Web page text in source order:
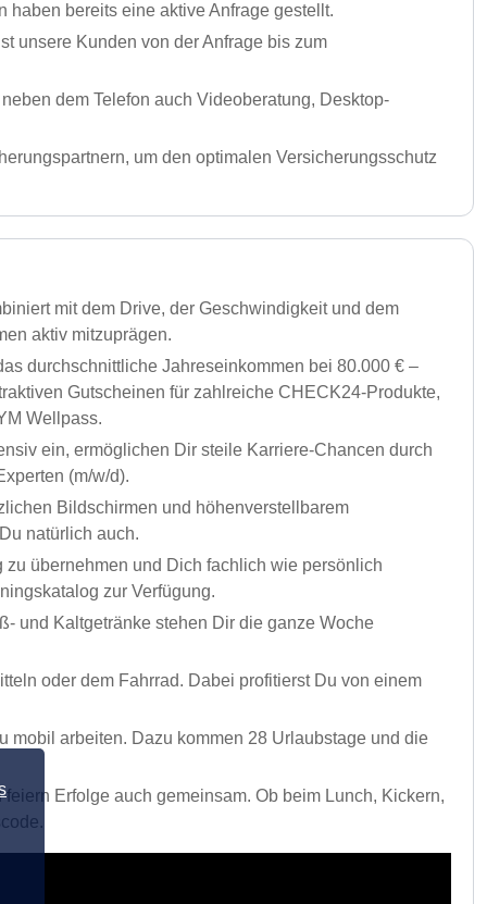
bereits eine aktive Anfrage gestellt.
unsere Kunden von der Anfrage bis zum
dem Telefon auch Videoberatung, Desktop-
um den optimalen Versicherungsschutz
mit dem Drive, der Geschwindigkeit und dem
aktiv mitzuprägen.
durchschnittliche Jahreseinkommen bei 80.000 € –
Gutscheinen für zahlreiche CHECK24-Produkte,
Wellpass.
ein, ermöglichen Dir steile Karriere-Chancen durch
(m/w/d).
Bildschirmen und höhenverstellbarem
natürlich auch.
übernehmen und Dich fachlich wie persönlich
zur Verfügung.
und Kaltgetränke stehen Dir die ganze Woche
oder dem Fahrrad. Dabei profitierst Du von einem
mobil arbeiten. Dazu kommen 28 Urlaubstage und die
Erfolge auch gemeinsam. Ob beim Lunch, Kickern,